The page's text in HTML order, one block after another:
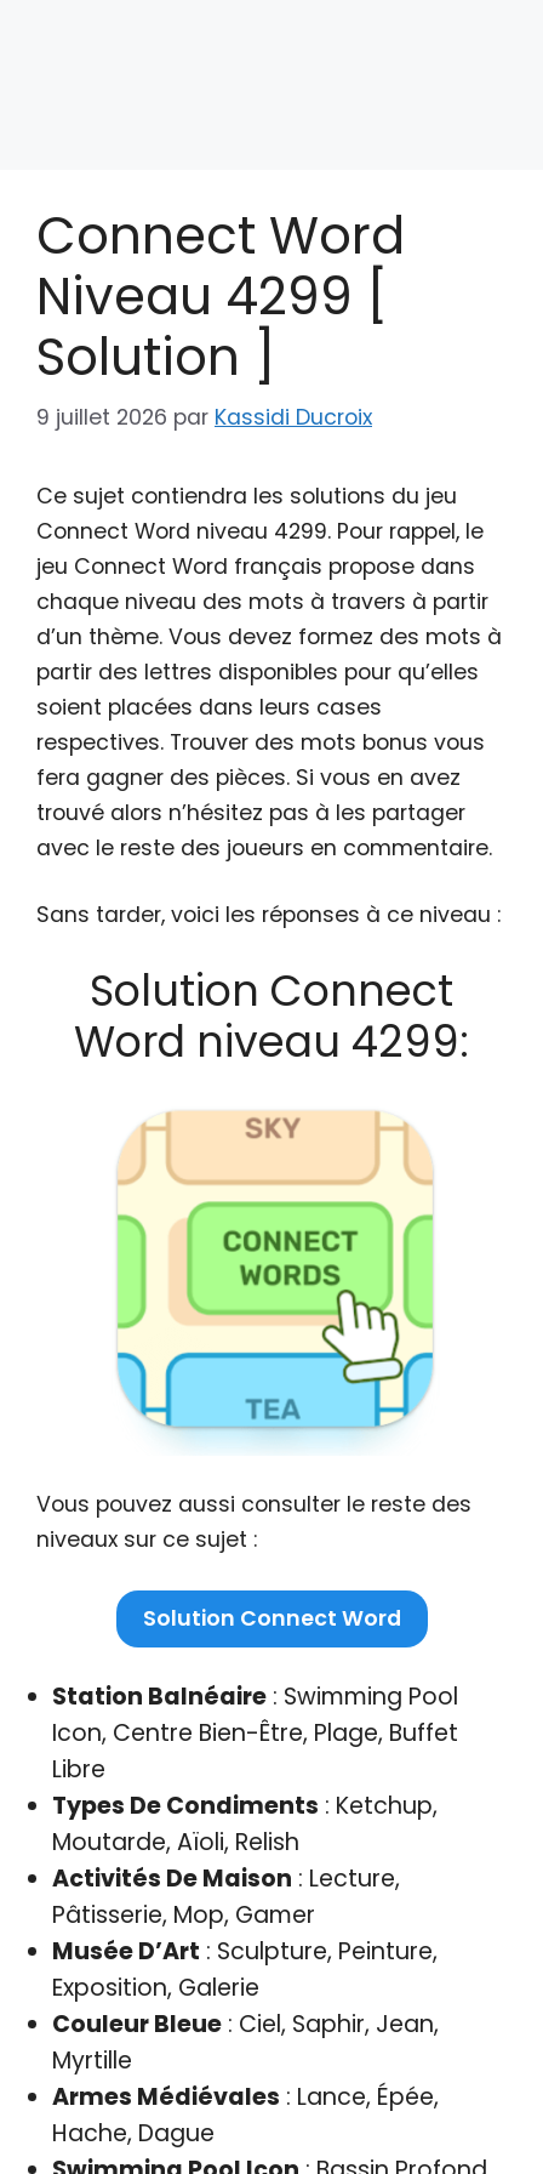
Connect Word
Niveau 4299 [
Solution ]
9 juillet 2026 par Kassidi Ducroix
Ce sujet contiendra les solutions du jeu
Connect Word niveau 4299. Pour rappel, le
jeu Connect Word français propose dans
chaque niveau des mots à travers à partir
d’un thème. Vous devez formez des mots à
partir des lettres disponibles pour qu’elles
soient placées dans leurs cases
respectives. Trouver des mots bonus vous
fera gagner des pièces. Si vous en avez
trouvé alors n’hésitez pas à les partager
avec le reste des joueurs en commentaire.
Sans tarder, voici les réponses à ce niveau :
Solution Connect
Word niveau 4299:
Vous pouvez aussi consulter le reste des
niveaux sur ce sujet :
Solution Connect Word
Station Balnéaire: Swimming Pool
Icon, Centre Bien-Être, Plage, Buffet
Libre
Types De Condiments : Ketchup,
Moutarde, Aïoli, Relish
Activités De Maison : Lecture,
Pâtisserie, Mop, Gamer
Musée D’Art : Sculpture, Peinture,
Exposition, Galerie
Couleur Bleue: Ciel, Saphir, Jean,
Myrtille
Armes Médiévales : Lance, Épée,
Hache, Dague